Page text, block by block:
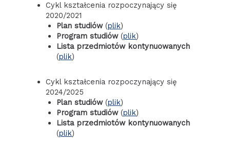
Cykl kształcenia rozpoczynający się
2020/2021
Plan studiów(plik)
Program studiów(plik)
Lista przedmiotów kontynuowanych
(plik)
Cykl kształcenia rozpoczynający się
2024/2025
Plan studiów(plik)
Program studiów(plik)
Lista przedmiotów kontynuowanych
(plik)